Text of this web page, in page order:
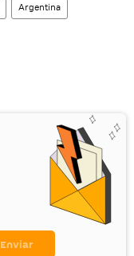
Argentina